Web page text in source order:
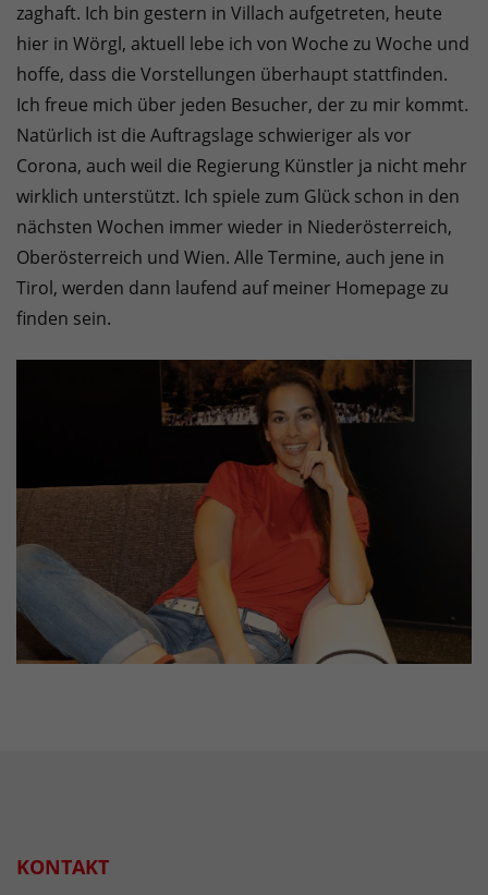
zaghaft. Ich bin gestern in Villach aufgetreten, heute
hier in Wörgl, aktuell lebe ich von Woche zu Woche und
hoffe, dass die Vorstellungen überhaupt stattfinden.
Ich freue mich über jeden Besucher, der zu mir kommt.
Natürlich ist die Auftragslage schwieriger als vor
Corona, auch weil die Regierung Künstler ja nicht mehr
wirklich unterstützt. Ich spiele zum Glück schon in den
nächsten Wochen immer wieder in Niederösterreich,
Oberösterreich und Wien. Alle Termine, auch jene in
Tirol, werden dann laufend auf meiner Homepage zu
finden sein.
KONTAKT